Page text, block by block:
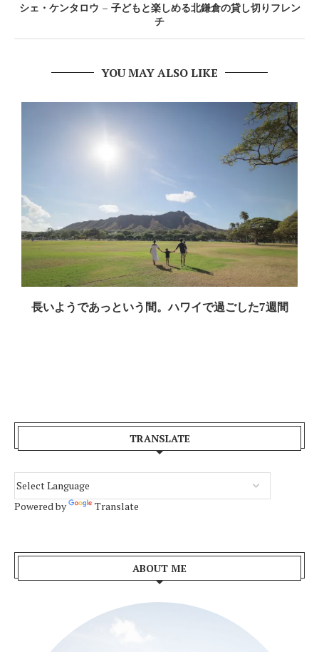
シェ・ケンタロウ – 子どもと楽しめる北鎌倉の貸し切りフレン
チ
YOU MAY ALSO LIKE
長いようであっという間。ハワイで過ごした7週間
TRANSLATE
Powered by Translate
ABOUT ME